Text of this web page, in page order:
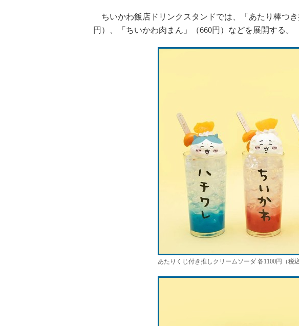
ちいかわ飯店ドリンクスタンドでは、「あたり棒つ
円）、「ちいかわ肉まん」（660円）などを展開する。
あたりくじ付き推しクリームソーダ 各1100円（税込